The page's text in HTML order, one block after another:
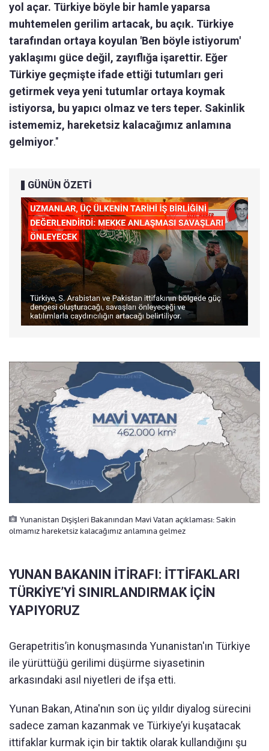
yol açar. Türkiye böyle bir hamle yaparsa
muhtemelen gerilim artacak, bu açık. Türkiye
tarafından ortaya koyulan 'Ben böyle istiyorum'
yaklaşımı güce değil, zayıflığa işarettir. Eğer
Türkiye geçmişte ifade ettiği tutumları geri
getirmek veya yeni tutumlar ortaya koymak
istiyorsa, bu yapıcı olmaz ve ters teper. Sakinlik
istememiz, hareketsiz kalacağımız anlamına
gelmiyor."
GÜNÜN ÖZETİ
Yunanistan Dışişleri Bakanından Mavi Vatan açıklaması: Sakin
olmamız hareketsiz kalacağımız anlamına gelmez
YUNAN BAKANIN İTİRAFI: İTTİFAKLARI
TÜRKİYE’Yİ SINIRLANDIRMAK İÇİN
YAPIYORUZ
Gerapetritis’in konuşmasında Yunanistan'ın Türkiye
ile yürüttüğü gerilimi düşürme siyasetinin
arkasındaki asıl niyetleri de ifşa etti.
Yunan Bakan, Atina'nın son üç yıldır diyalog sürecini
sadece zaman kazanmak ve Türkiye’yi kuşatacak
ittifaklar kurmak için bir taktik olarak kullandığını şu